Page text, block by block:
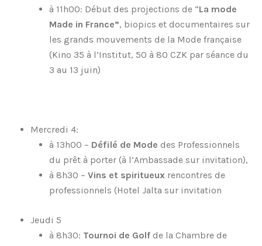
à 11h00: Début des projections de “La mode
Made in France”, biopics et documentaires sur
les grands mouvements de la Mode française
(Kino 35 à l’Institut, 50 à 80 CZK par séance du
3 au 13 juin)
Mercredi 4:
à 13h00 – Défilé de Mode des Professionnels
du prêt à porter (à l’Ambassade sur invitation),
à 8h30 – Vins et spiritueux rencontres de
professionnels (Hotel Jalta sur invitation
Jeudi 5
à 8h30: Tournoi de Golf de la Chambre de